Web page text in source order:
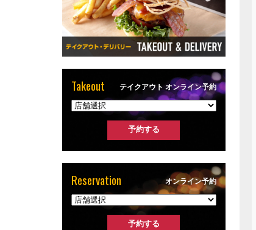
Takeout テイクアウト オンライン予約
Reservation オンライン予約